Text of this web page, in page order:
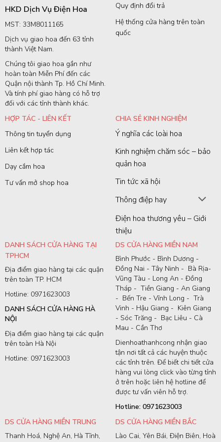
HKD Dịch Vụ Điện Hoa
MST: 33M8011165
Dịch vụ giao hoa đến 63 tỉnh
thành Việt Nam.
Chúng tôi giao hoa gần như
hoàn toàn Miễn Phí đến các
Quận nội thành Tp. Hồ Chí Minh.
Và tính phí giao hàng có hỗ trợ
đối với các tỉnh thành khác.
Quy định đổi trả
Hệ thống cửa hàng trên toàn
quốc
HỢP TÁC - LIÊN KẾT
Thông tin tuyển dụng
Liên kết hợp tác
Dạy cắm hoa
Tư vấn mở shop hoa
CHIA SẺ KINH NGHIỆM
Ý nghĩa các loài hoa
Kinh nghiệm chăm sóc – bảo
quản hoa
Tin tức xã hội
Thông điệp hay
Điện hoa thương yêu – Giới
thiệu
DANH SÁCH CỬA HÀNG TẠI
TPHCM
Địa điểm giao hàng tại các quận
trên toàn TP. HCM
Hotline: 0971623003
DANH SÁCH CỬA HÀNG HÀ
NỘI
Địa điểm giao hàng tại các quận
trên toàn Hà Nội
Hotline: 0971623003
DS CỬA HÀNG MIỀN NAM
Bình Phước - Bình Dương -
Đồng Nai - Tây Ninh - Bà Rịa-
Vũng Tàu - Long An - Đồng
Tháp - Tiền Giang - An Giang
- Bến Tre - Vĩnh Long - Trà
Vinh - Hậu Giang - Kiên Giang
- Sóc Trăng - Bạc Liêu - Cà
Mau - Cần Thơ
Dienhoathanhcong nhận giao
tận nơi tất cả các huyện thuộc
các tỉnh trên. Để biết chi tiết cửa
hàng vui lòng click vào từng tỉnh
ở trên hoặc liên hệ hotline để
được tư vấn viên hỗ trợ.
Hotline: 0971623003
DS CỬA HÀNG MIỀN TRUNG
Thanh Hoá, Nghệ An, Hà Tĩnh,
DS CỬA HÀNG MIỀN BẮC
Lào Cai, Yên Bái, Điện Biên, Hoà